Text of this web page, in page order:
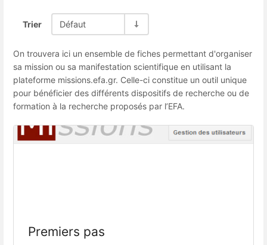
Trier Défaut
On trouvera ici un ensemble de fiches permettant d'organiser
sa mission ou sa manifestation scientifique en utilisant la
plateforme missions.efa.gr. Celle-ci constitue un outil unique
pour bénéficier des différents dispositifs de recherche ou de
formation à la recherche proposés par l’EFA.
Premiers pas